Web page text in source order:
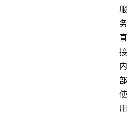
服
务
直
接
内
部
使
用